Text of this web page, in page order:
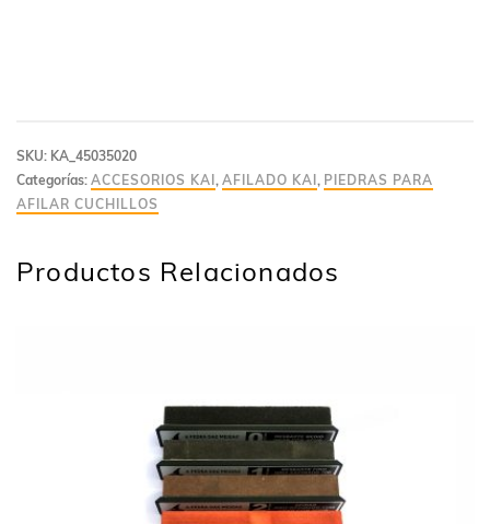
SKU: KA_45035020
Categorías: ACCESORIOS KAI , AFILADO KAI , PIEDRAS PARA
AFILAR CUCHILLOS
Productos Relacionados